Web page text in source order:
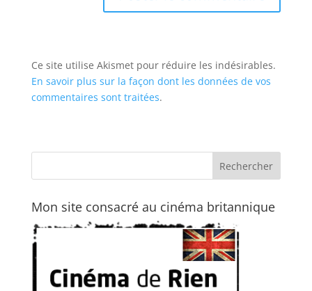
Ce site utilise Akismet pour réduire les indésirables.
En savoir plus sur la façon dont les données de vos
commentaires sont traitées.
Mon site consacré au cinéma britannique